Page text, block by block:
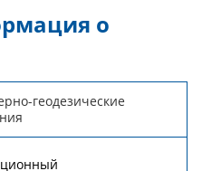
о
геодезические